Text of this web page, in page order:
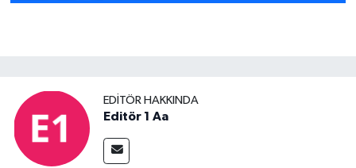
EDITÖR HAKKINDA
Editör 1 Aa